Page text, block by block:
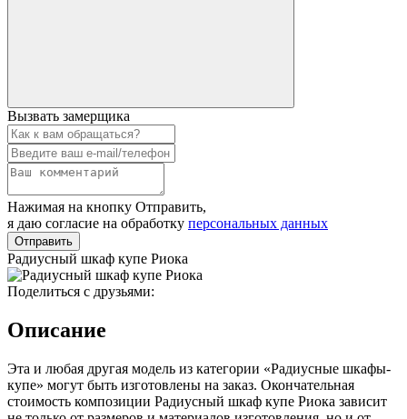
Вызвать замерщика
Нажимая на кнопку Отправить,
я даю согласие на обработку персональных данных
Отправить
Радиусный шкаф купе Риока
Поделиться с друзьями:
Описание
Эта и любая другая модель из категории «Радиусные шкафы-
купе» могут быть изготовлены на заказ. Окончательная
стоимость композиции Радиусный шкаф купе Риока зависит